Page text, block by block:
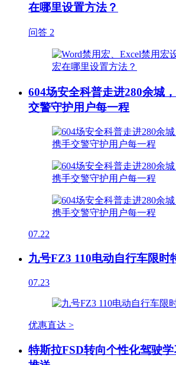
在哪里设置方法？
问答 2
604场安全科普走进280余城
交警守护用户每一程
07.22
九号FZ3 110电动自行车限时
07.23
优惠直达 >
特斯拉FSD转向个性化驾驶